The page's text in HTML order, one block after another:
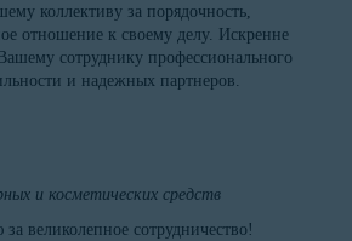
коллективу за порядочность,
отношение к своему делу. Искренне
сотруднику профессионального
и надежных партнеров.
и косметических средств
великолепное сотрудничество!